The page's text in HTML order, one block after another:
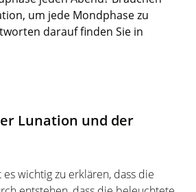
um jede Mondphase zu
darauf finden Sie in
Lunation und der
wichtig zu erklären, dass die